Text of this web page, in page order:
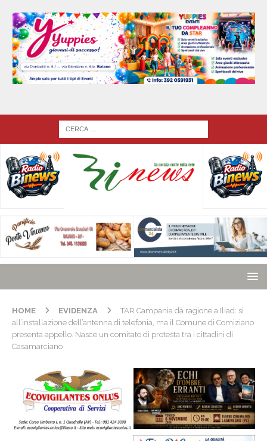
HOME EVIDENZA
TAR Campania dà ragione a Iliad: sì
all’installazione dell’antenna di telefonia, ma il Comune di Comiziano
presenta appello. Nasce un comitato di protesta tra i cittadini di
Casamarciano